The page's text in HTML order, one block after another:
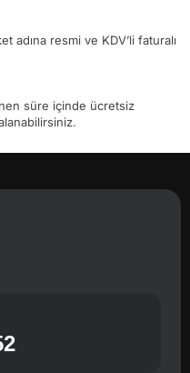
adına resmi ve KDV’li faturalı
süre içinde ücretsiz